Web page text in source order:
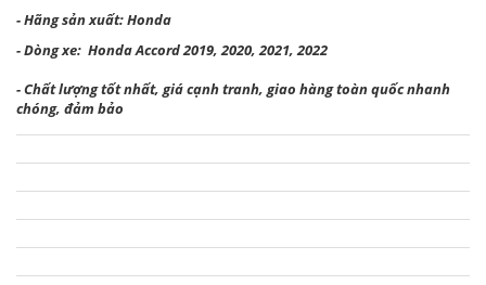
- Hãng sản xuất: Honda
- Dòng xe: Honda Accord 2019, 2020, 2021, 2022
- Chất lượng tốt nhất, giá cạnh tranh, giao hàng toàn quốc nhanh
chóng, đảm bảo